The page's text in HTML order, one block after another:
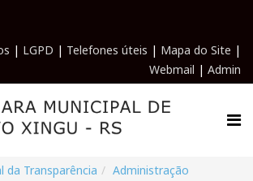
| LGPD | Telefones úteis | Mapa do Site |
Webmail | Admin
da Transparência
Administração